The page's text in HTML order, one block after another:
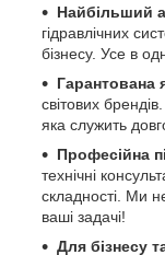
Найбільший
гідравлічних
бізнесу. Усе в
Гарантована
світових
яка служить
Професійна
технічні
складності. Ми
ваші задачі!
Для бізнесу